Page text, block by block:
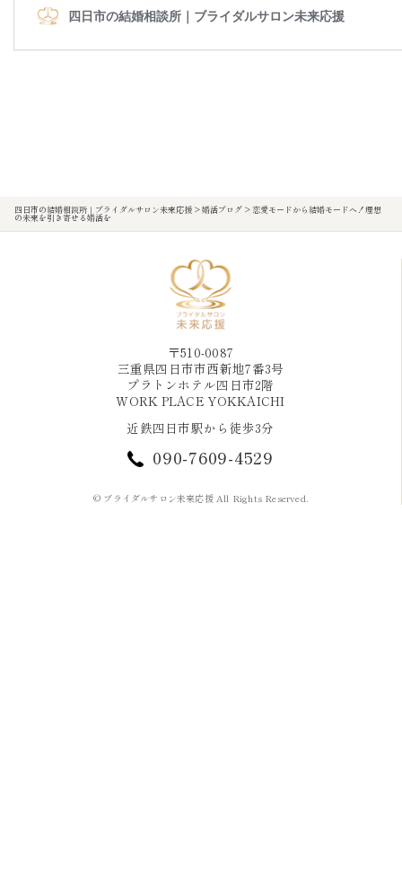
四日市の結婚相談所｜ブライダルサロン未来応援>婚活ブログ> 恋愛モードから結婚モードへ！理想
の未来を引き寄せる婚活を
〒510-0087
三重県四日市市西新地7番3号
プラトンホテル四日市2階
WORK PLACE YOKKAICHI
近鉄四日市駅から徒歩3分
090-7609-4529
© ブライダルサロン未来応援 All Rights Reserved.